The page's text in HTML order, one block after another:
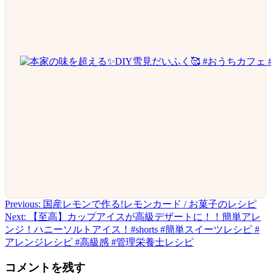
投
稿
ナ
ビ
Previous: 国産レモンで作る!レモンカード / お菓子のレシピ
Next:
【至高】カップアイスが高級デザートに！！簡単アレ
ンジ！ハニーソルトアイス！#shorts #簡単スイーツレシピ #
アレンジレシピ #高級感 #管理栄養士レシピ
コメントを残す